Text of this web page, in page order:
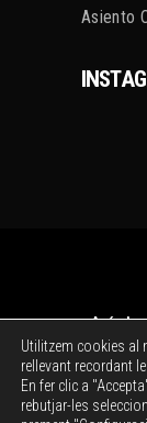
Asiento
Avís
Utilitzem cookies al
rellevant recordant
En fer clic a
rebutjar-les